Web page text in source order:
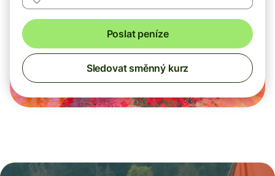
Poslat peníze
Sledovat směnný kurz